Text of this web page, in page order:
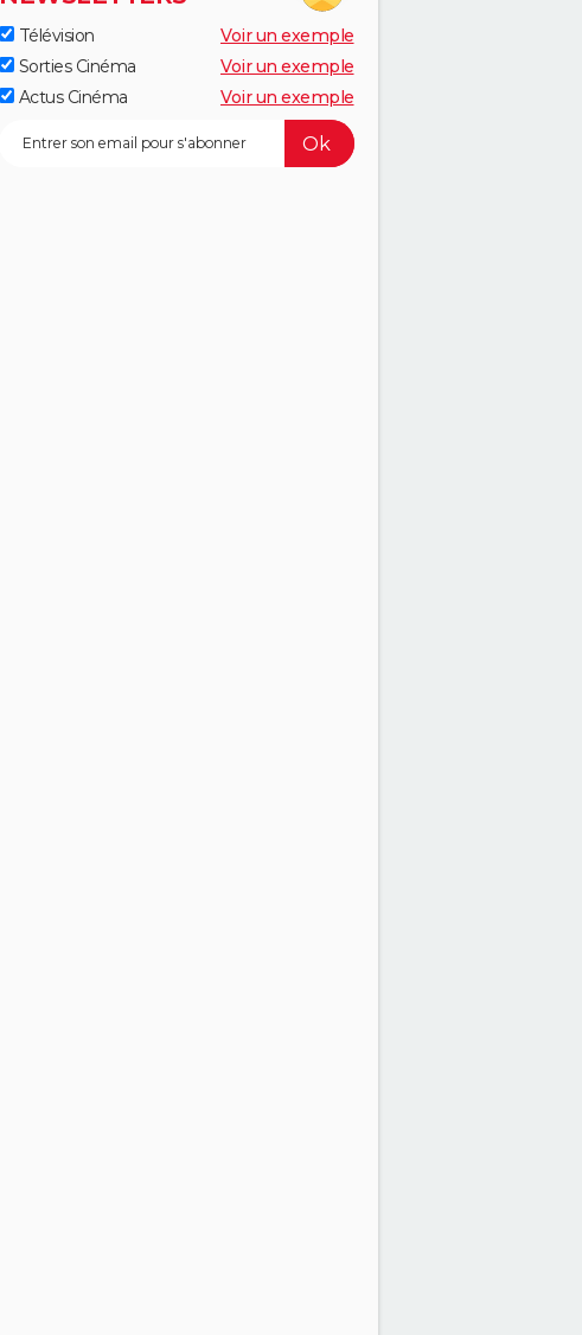
Télévision
Voir un exemple
Sorties Cinéma
Voir un exemple
Actus Cinéma
Voir un exemple